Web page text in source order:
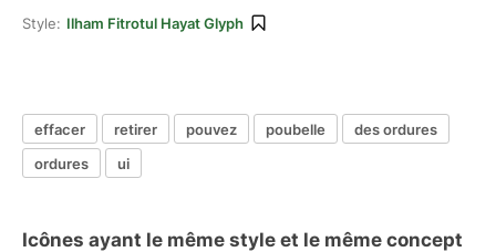
Style: Ilham Fitrotul Hayat Glyph
effacer retirer pouvez poubelle
des ordures
ordures
ui
Icônes ayant le même style et le même concept